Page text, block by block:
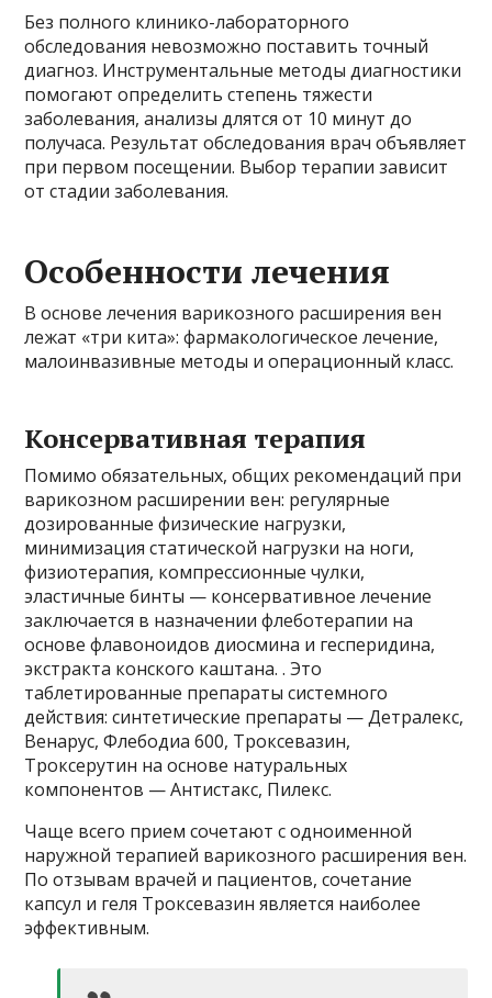
Без полного клинико-лабораторного
обследования невозможно поставить точный
диагноз. Инструментальные методы диагностики
помогают определить степень тяжести
заболевания, анализы длятся от 10 минут до
получаса. Результат обследования врач объявляет
при первом посещении. Выбор терапии зависит
от стадии заболевания.
Особенности лечения
В основе лечения варикозного расширения вен
лежат «три кита»: фармакологическое лечение,
малоинвазивные методы и операционный класс.
Консервативная терапия
Помимо обязательных, общих рекомендаций при
варикозном расширении вен: регулярные
дозированные физические нагрузки,
минимизация статической нагрузки на ноги,
физиотерапия, компрессионные чулки,
эластичные бинты — консервативное лечение
заключается в назначении флеботерапии на
основе флавоноидов диосмина и гесперидина,
экстракта конского каштана. . Это
таблетированные препараты системного
действия: синтетические препараты — Детралекс,
Венарус, Флебодиа 600, Троксевазин,
Троксерутин на основе натуральных
компонентов — Антистакс, Пилекс.
Чаще всего прием сочетают с одноименной
наружной терапией варикозного расширения вен.
По отзывам врачей и пациентов, сочетание
капсул и геля Троксевазин является наиболее
эффективным.